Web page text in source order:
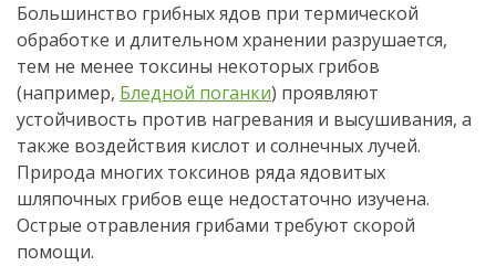
Большинство грибных ядов при термической
обработке и длительном хранении разрушается,
тем не менее токсины некоторых грибов
(например, Бледной поганки) проявляют
устойчивость против нагревания и высушивания, а
также воздействия кислот и солнечных лучей.
Природа многих токсинов ряда ядовитых
шляпочных грибов еще недостаточно изучена.
Острые отравления грибами требуют скорой
помощи.